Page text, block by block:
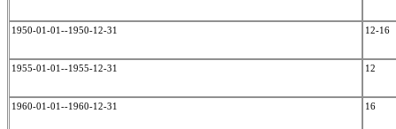
1950-01-01--1950-12-31 12-16
1955-01-01--1955-12-31 12
1960-01-01--1960-12-31 16